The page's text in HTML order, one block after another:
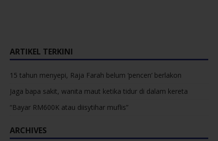
ARTIKEL TERKINI
15 tahun menyepi, Raja Farah belum ‘pencen’ berlakon
Jaga bapa sakit, wanita maut ketika tidur di dalam kereta
“Bayar RM600K atau diisytihar muflis”
ARCHIVES